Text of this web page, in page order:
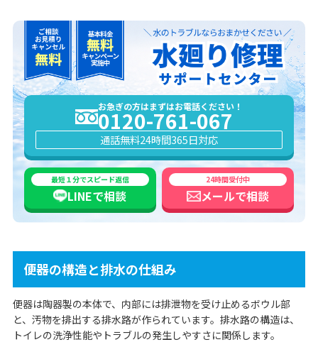
お急ぎの方はまずはお電話ください！
0120-761-067
通話無料24時間365日対応
最短１分でスピード返信
LINEで相談
24時間受付中
メールで相談
便器の構造と排水の仕組み
便器は陶器製の本体で、内部には排泄物を受け止めるボウル部
と、汚物を排出する排水路が作られています。排水路の構造は、
トイレの洗浄性能やトラブルの発生しやすさに関係します。